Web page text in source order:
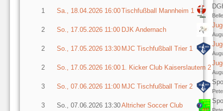
1 Sa., 18.04.2026 16:00Tischfußball Mannheim 1
2 So., 17.05.2026 11:00 DJK Andernach
2 So., 17.05.2026 13:30 MJC Tischfußball Trier 1
2 So., 17.05.2026 16:00 1. Kicker Club Kaiserslautern 2
3 So., 07.06.2026 11:00 MJC Tischfußball Trier 2
3 So., 07.06.2026 13:30Altricher Soccer Club